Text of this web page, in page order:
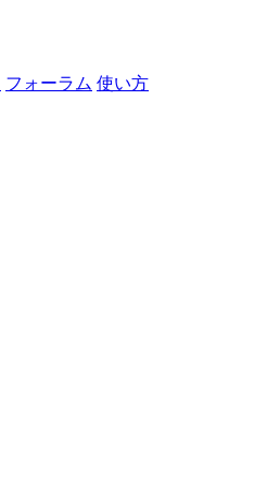
フォーラム 使い方